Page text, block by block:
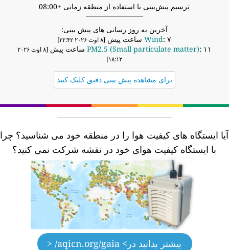
ترسیم پیش‌بینی با استفاده از منطقه زمانی +08:00
آخرین به روز رسانی های پیش بینی:
Wind : ۷ ساعت پیش [۸ اوت ۲۰۲۶ ۲۲:۴۲]
PM2.5 (Small particulate matter) : ۱۱ ساعت پیش
[۸ اوت ۲۰۲۶
۱۸:۱۲]
برای مشاهده پیش بینی دقیق کلیک کنید
ایستگاه های کیفیت هوا را در منطقه خود می شناسید؟ چرا
با ایستگاه کیفیت هوای خود در نقشه شرکت نمی کنید؟
بیشتر بدانید در> aqicn.org/gaia/ <